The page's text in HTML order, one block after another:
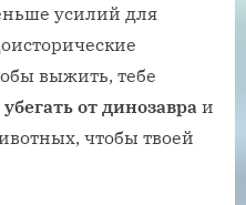
усилий для
выжить, тебе
от динозавра и
чтобы твоей